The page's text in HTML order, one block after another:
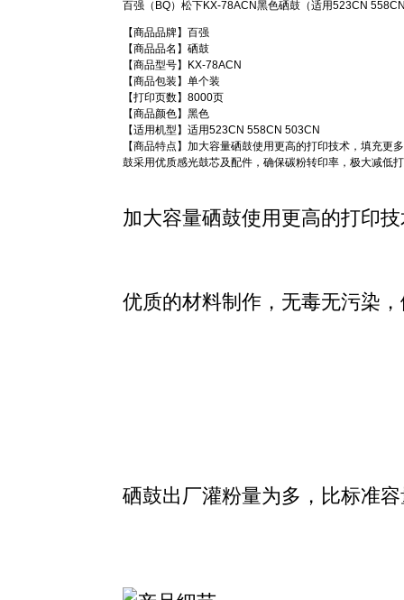
百强（BQ）松下KX-78ACN黑色硒鼓（适用523CN
【商品品牌】百强
【商品品名】硒鼓
【商品型号】KX-78ACN
【商品包装】单个装
【打印页数】8000页
【商品颜色】黑色
【适用机型】适用523CN 558CN 503CN
【商品特点】加大容量硒鼓使用更高的打印技术，填充更
鼓采用优质感光鼓芯及配件，确保碳粉转印率，极大减低
加大容量硒鼓使用更高的打印
优质的材料制作，无毒无污染
硒鼓出厂灌粉量为多，比标准